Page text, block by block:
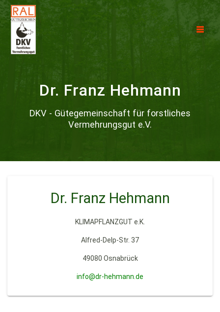
Dr. Franz Hehmann
DKV - Gütegemeinschaft für forstliches
Vermehrungsgut e.V.
Dr. Franz Hehmann
KLIMAPFLANZGUT e.K.
Alfred-Delp-Str. 37
49080 Osnabrück
info@dr-hehmann.de